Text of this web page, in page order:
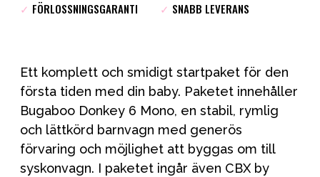
✓ FÖRLOSSNINGSGARANTI ✓ SNABB LEVERANS
Ett komplett och smidigt startpaket för den
första tiden med din baby. Paketet innehåller
Bugaboo Donkey 6 Mono, en stabil, rymlig
och lättkörd barnvagn med generös
förvaring och möjlighet att byggas om till
syskonvagn. I paketet ingår även CBX by